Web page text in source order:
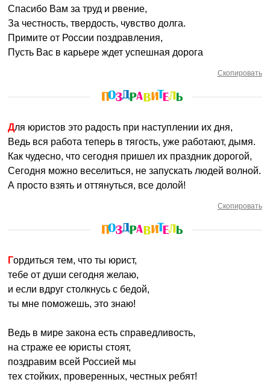
Спасибо Вам за труд и рвение,
За честность, твердость, чувство долга.
Примите от России поздравления,
Пусть Вас в карьере ждет успешная дорога
Скопировать
Для юристов это радость при наступлении их дня,
Ведь вся работа теперь в тягость, уже работают, дымя.
Как чудесно, что сегодня пришел их праздник дорогой,
Сегодня можно веселиться, не запускать людей волной.
А просто взять и оттянуться, все долой!
Скопировать
Гордиться тем, что ты юрист,
тебе от души сегодня желаю,
и если вдруг столкнусь с бедой,
ты мне поможешь, это знаю!
Ведь в мире закона есть справедливость,
на страже ее юристы стоят,
поздравим всей Россией мы
тех стойких, проверенных, честных ребят!